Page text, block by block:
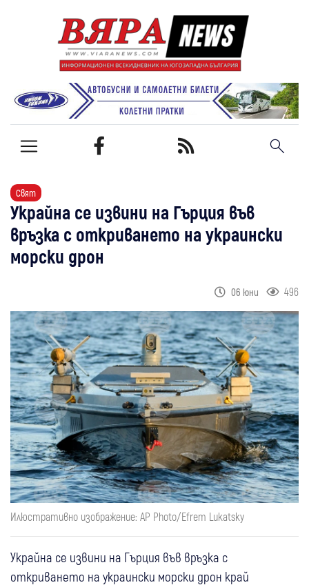
Свят
Украйна се извини на Гърция във
връзка с откриването на украински
морски дрон
06 юни 496
Илюстративно изображение: AP Photo/Efrem Lukatsky
Украйна се извини на Гърция във връзка с
откриването на украински морски дрон край